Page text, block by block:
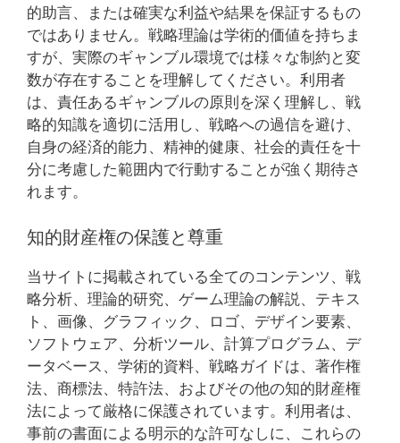
的助言、または確実な利益や結果を保証するもの
ではありません。戦略理論は学術的価値を持ちま
すが、実際のギャンブル環境では様々な制約と変
数が存在することを理解してください。利用者
は、責任あるギャンブルの原則を深く理解し、戦
略的知識を適切に活用し、戦略への過信を避け、
自身の経済的能力、精神的健康、社会的責任を十
分に考慮した範囲内で行動することが強く期待さ
れます。
知的財産権の保護と尊重
当サイトに掲載されている全てのコンテンツ、戦
略分析、理論的研究、ゲーム理論の解説、テキス
ト、画像、グラフィック、ロゴ、デザイン要素、
ソフトウェア、分析ツール、計算プログラム、デ
ータベース、学術的資料、戦略ガイドは、著作権
法、商標法、特許法、およびその他の知的財産権
法によって厳格に保護されています。利用者は、
事前の書面による明示的な許可なしに、これらの